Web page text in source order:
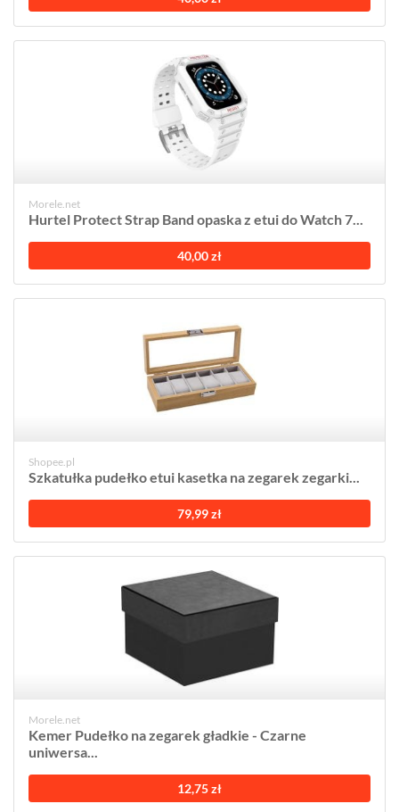
Morele.net
Hurtel Protect Strap Band opaska z etui do Watch 7...
40,00 zł
Shopee.pl
Szkatułka pudełko etui kasetka na zegarek zegarki...
79,99 zł
Morele.net
Kemer Pudełko na zegarek gładkie - Czarne
uniwersa...
12,75 zł